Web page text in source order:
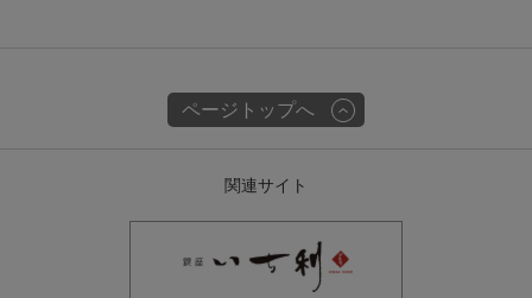
ページトップへ
関連サイト